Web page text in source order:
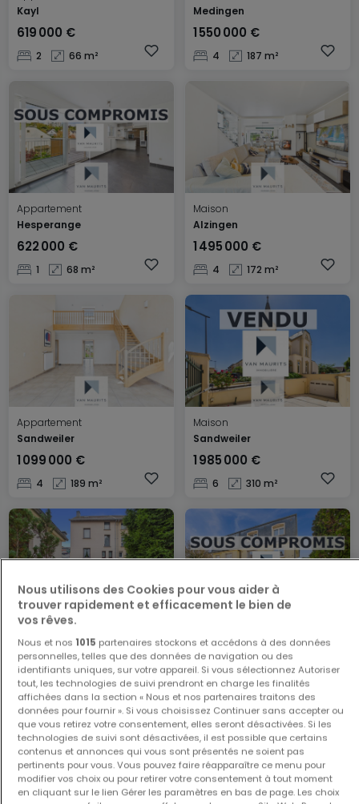
Kayl
619 000 €
2 66 m²
Medingen
1 550 000 €
4 187 m²
Appartement
Hesperange
622 000 €
1 68 m²
Maison
Alzingen
1 495 000 €
4 172 m²
Appartement
Sandweiler
1 099 000 €
4 189 m²
Maison
Sandweiler
1 985 000 €
6 310 m²
Maison
Howald
1 199 999 €
4 145 m²
Appartement
Hesperange
950 000 €
2 100 m²
Nous utilisons des Cookies pour vous aider à
trouver rapidement et efficacement le bien de
vos rêves.
Nous et nos 1015 partenaires stockons et accédons à des données
personnelles, telles que des données de navigation ou des
identifiants uniques, sur votre appareil. Si vous sélectionnez Autoriser
tout, les technologies de suivi prendront en charge les finalités
affichées dans la section « Nous et nos partenaires traitons des
données pour fournir ». Si vous choisissez Continuer sans accepter ou
que vous retirez votre consentement, elles seront désactivées. Si les
technologies de suivi sont désactivées, il est possible que certains
contenus et annonces qui vous sont présentés ne soient pas
pertinents pour vous. Vous pouvez faire réapparaître ce menu pour
modifier vos choix ou pour retirer votre consentement à tout moment
en cliquant sur le lien Gérer les paramètres en bas de page. Les choix